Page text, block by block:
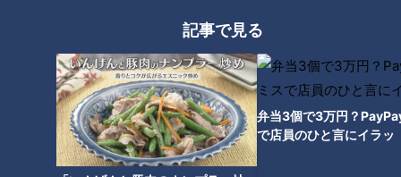
記事で見る
弁当3個で3万円？
で店員のひと言にイラッ
CBCテレビ『チャント！』いただきます！ほぼ地元だけ 愛されFOOD